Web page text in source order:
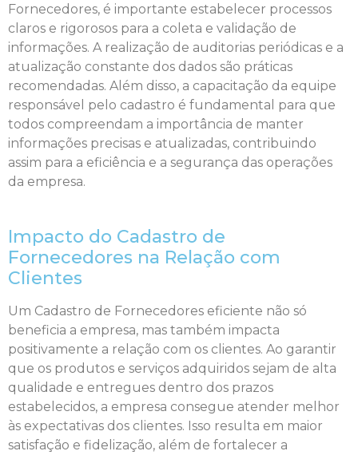
Fornecedores, é importante estabelecer processos
claros e rigorosos para a coleta e validação de
informações. A realização de auditorias periódicas e a
atualização constante dos dados são práticas
recomendadas. Além disso, a capacitação da equipe
responsável pelo cadastro é fundamental para que
todos compreendam a importância de manter
informações precisas e atualizadas, contribuindo
assim para a eficiência e a segurança das operações
da empresa.
Impacto do Cadastro de
Fornecedores na Relação com
Clientes
Um Cadastro de Fornecedores eficiente não só
beneficia a empresa, mas também impacta
positivamente a relação com os clientes. Ao garantir
que os produtos e serviços adquiridos sejam de alta
qualidade e entregues dentro dos prazos
estabelecidos, a empresa consegue atender melhor
às expectativas dos clientes. Isso resulta em maior
satisfação e fidelização, além de fortalecer a